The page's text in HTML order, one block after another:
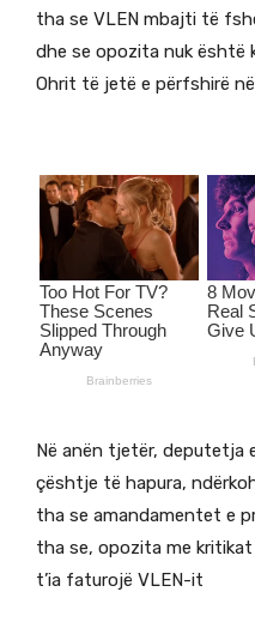
tha se VLEN mbajti të
dhe se opozita nuk është
Ohrit të jetë e përfshirë
Në anën tjetër, deputetja
çështje të hapura,
tha se amandamentet e
tha se, opozita me
t’ia faturojë VLEN-it